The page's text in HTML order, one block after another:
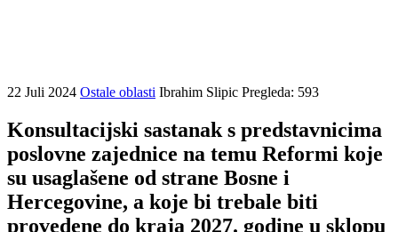
22 Juli 2024 Ostale oblasti Ibrahim Slipic Pregleda: 593
Konsultacijski sastanak s predstavnicima
poslovne zajednice na temu Reformi koje
su usaglašene od strane Bosne i
Hercegovine, a koje bi trebale biti
provedene do kraja 2027. godine u sklopu